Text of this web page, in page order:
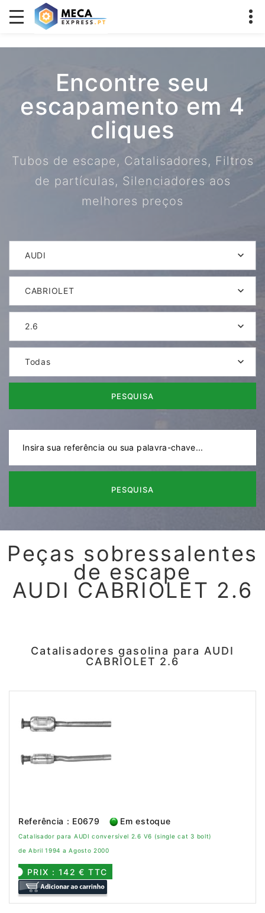
Encontre seu
escapamento em 4
cliques
Tubos de escape, Catalisadores, Filtros
de partículas, Silenciadores aos
melhores preços
AUDI
CABRIOLET
2.6
Todas
PESQUISA
PESQUISA
Peças sobressalentes
de escape
AUDI CABRIOLET 2.6
Catalisadores gasolina para AUDI
CABRIOLET 2.6
Referência : E0679 Em estoque
Catalisador para AUDI conversível 2.6 V6 (single cat 3 bolt)
de Abril 1994 a Agosto 2000
PRIX : 142 € TTC